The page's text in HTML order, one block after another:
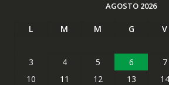
AGOSTO 2026
L M M G V
3
4 5 6 7
10
11 12 13 14